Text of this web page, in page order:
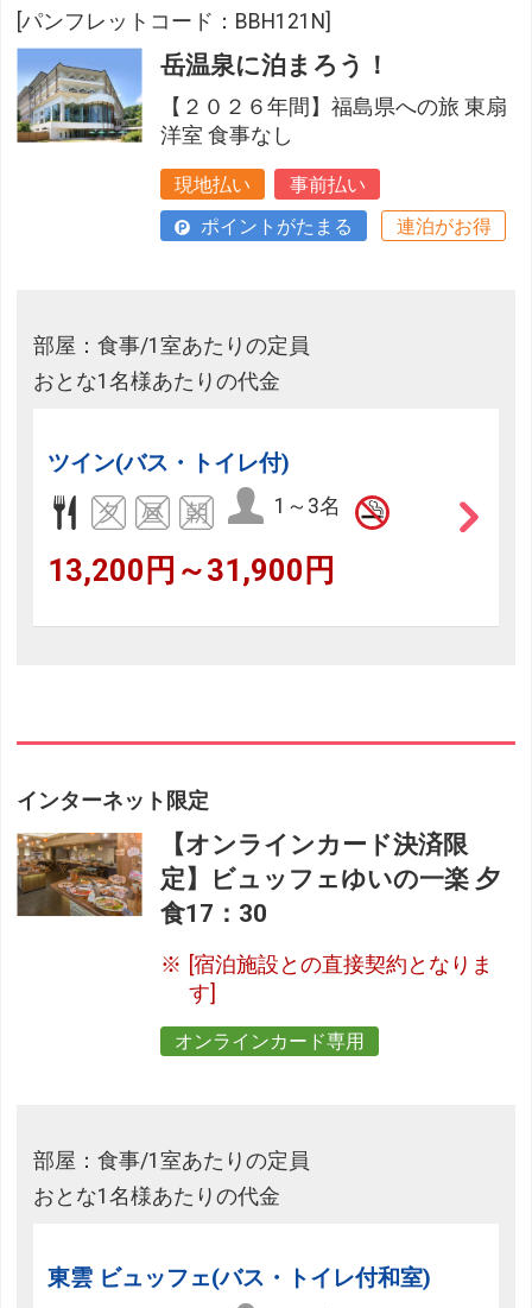
[パンフレットコード：BBH121N]
岳温泉に泊まろう！
【２０２６年間】福島県への旅 東扇
洋室 食事なし
現地払い
事前払い
ポイントがたまる
連泊がお得
部屋：食事/1室あたりの定員
おとな1名様あたりの代金
ツイン(バス・トイレ付)
1～3名
13,200円～31,900円
インターネット限定
【オンラインカード決済限
定】ビュッフェゆいの一楽 夕
食17：30
[宿泊施設との直接契約となりま
す]
オンラインカード専用
部屋：食事/1室あたりの定員
おとな1名様あたりの代金
東雲 ビュッフェ(バス・トイレ付和室)